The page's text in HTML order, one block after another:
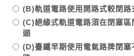
(B)軌道電路使用開路式較閉路
(C)絕緣式軌道電路須在閉塞
頭
(D)臺鐵早期使用電氣路牌閉